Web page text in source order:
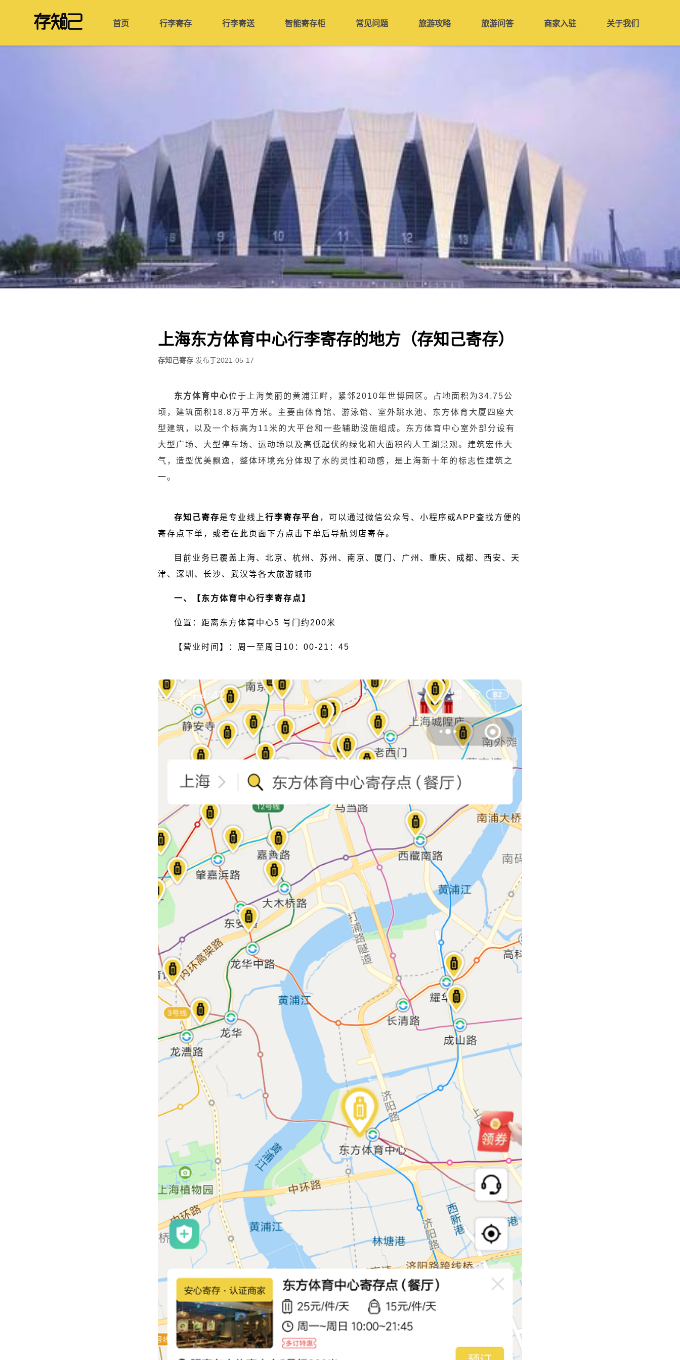
首页 行李寄存 行李寄送 智能寄存柜 常见问题 旅游攻略 旅游问答 商家入驻 关于我们
上海东方体育中心行李寄存的地方（存知己寄存）
存知己寄存 发布于2021-05-17
东方体育中心位于上海美丽的黄浦江畔，紧邻2010年世博园区。占地面积为34.75公
顷，建筑面积18.8万平方米。主要由体育馆、游泳馆、室外跳水池、东方体育大厦四座大
型建筑，以及一个标高为11米的大平台和一些辅助设施组成。东方体育中心室外部分设有
大型广场、大型停车场、运动场以及高低起伏的绿化和大面积的人工湖景观。建筑宏伟大
气，造型优美飘逸，整体环境充分体现了水的灵性和动感，是上海新十年的标志性建筑之
一。
存知己寄存是专业线上行李寄存平台 ，可以通过微信公众号、小程序或APP查找方便的
寄存点下单，或者在此页面下方点击下单后导航到店寄存。
目前业务已覆盖上海、北京、杭州、苏州、南京、厦门、广州、重庆、成都、西安、天
津、深圳、长沙、武汉等各大旅游城市
一、【东方体育中心行李寄存点】
位置：距离东方体育中心5 号门约200米
【营业时间】：周一至周日10：00-21：45